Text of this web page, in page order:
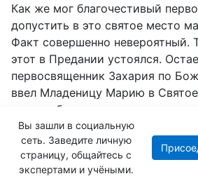
Как же мог благочестивый
допустить в это святое место
Факт совершенно невероятный.
этот в Предании устоялся.
первосвященник Захария по
ввел Младеницу Марию в
так, чтобы никто не узнал,
быть грандиозный, и сам он
побит камнями. И если все же
Мария как-то тайно проникала
чудом Божиим – ведóмая
Вы зашли в социальную
сеть. Заведите личную
страницу, общайтесь с
экспертами и учёными.